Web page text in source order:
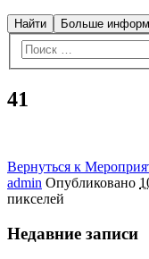
Найти Больше
41
Вернуться к
admin Опубликовано
пикселей
Недавние записи